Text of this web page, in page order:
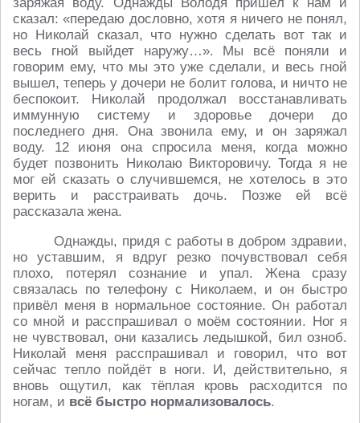
сказал: «передаю дословно, хотя я ничего не понял,
но Николай сказал, что нужно сделать вот так и
весь гной выйдет наружу…». Мы всё поняли и
говорим ему, что мы это уже сделали, и весь гной
вышел, теперь у дочери не болит голова, и ничто не
беспокоит. Николай продолжал восстанавливать
иммунную систему и здоровье дочери до
последнего дня. Она звонила ему, и он заряжал
воду. 12 июня она спросила меня, когда можно
будет позвонить Николаю Викторовичу. Тогда я не
мог ей сказать о случившемся, не хотелось в это
верить и расстраивать дочь. Позже ей всё
рассказала жена.
Однажды, придя с работы в добром здравии,
но уставшим, я вдруг резко почувствовал себя
плохо, потерял сознание и упал. Жена сразу
связалась по телефону с Николаем, и он быстро
привёл меня в нормальное состояние. Он работал
со мной и расспрашивал о моём состоянии. Ног я
не чувствовал, они казались ледышкой, бил озноб.
Николай меня расспрашивал и говорил, что вот
сейчас тепло пойдёт в ноги. И, действительно, я
вновь ощутил, как тёплая кровь расходится по
ногам, и всё быстро нормализовалось.